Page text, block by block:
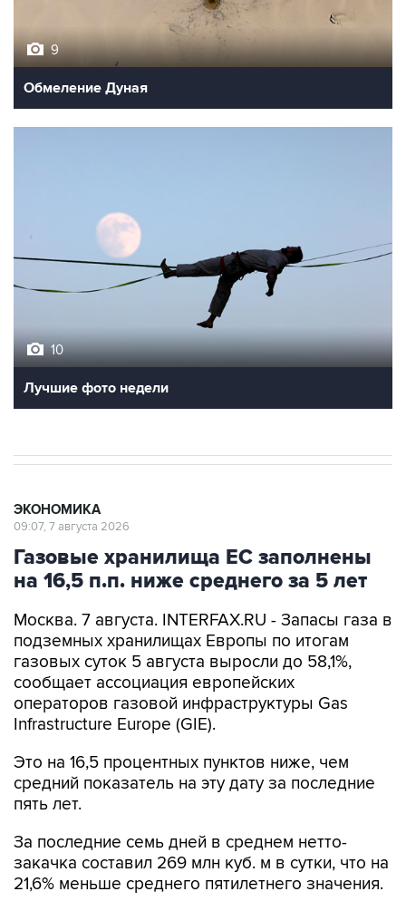
9
Обмеление Дуная
10
Лучшие фото недели
ЭКОНОМИКА
09:07, 7 августа 2026
Газовые хранилища ЕС заполнены
на 16,5 п.п. ниже среднего за 5 лет
Москва. 7 августа. INTERFAX.RU - Запасы газа в
подземных хранилищах Европы по итогам
газовых суток 5 августа выросли до 58,1%,
сообщает ассоциация европейских
операторов газовой инфраструктуры Gas
Infrastructure Europe (GIE).
Это на 16,5 процентных пунктов ниже, чем
средний показатель на эту дату за последние
пять лет.
За последние семь дней в среднем нетто-
закачка составил 269 млн куб. м в сутки, что на
21,6% меньше среднего пятилетнего значения.